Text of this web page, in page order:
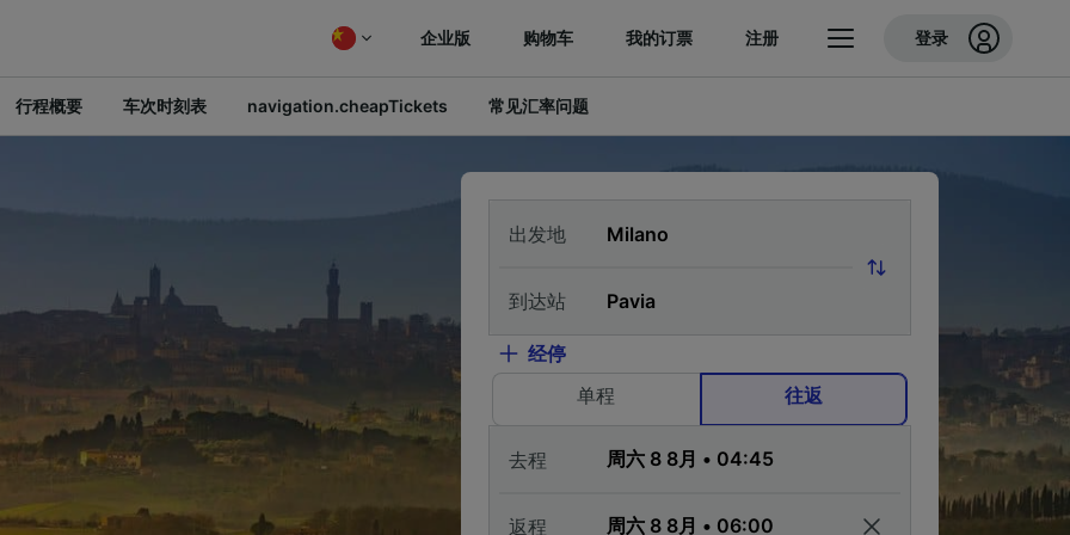
企业版 购物车 我的订票 注册 登录
行程概要 车次时刻表 navigation.cheapTickets 常见汇率问题
出发地
到达站
经停
单程
往返
去程
返程